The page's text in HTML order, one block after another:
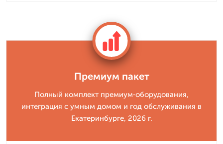
Премиум пакет
Полный комплект премиум‑оборудования,
интеграция с умным домом и год обслуживания в
Екатеринбурге, 2026 г.